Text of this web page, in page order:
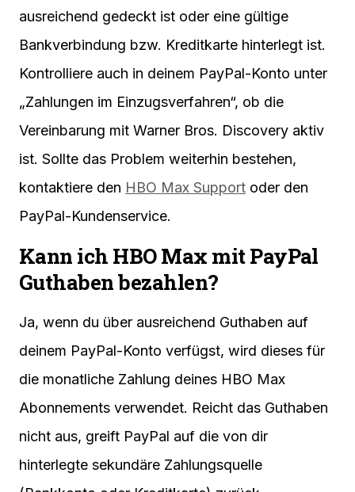
ausreichend gedeckt ist oder eine gültige
Bankverbindung bzw. Kreditkarte hinterlegt ist.
Kontrolliere auch in deinem PayPal-Konto unter
„Zahlungen im Einzugsverfahren“, ob die
Vereinbarung mit Warner Bros. Discovery aktiv
ist. Sollte das Problem weiterhin bestehen,
kontaktiere den HBO Max Support oder den
PayPal-Kundenservice.
Kann ich HBO Max mit PayPal
Guthaben bezahlen?
Ja, wenn du über ausreichend Guthaben auf
deinem PayPal-Konto verfügst, wird dieses für
die monatliche Zahlung deines HBO Max
Abonnements verwendet. Reicht das Guthaben
nicht aus, greift PayPal auf die von dir
hinterlegte sekundäre Zahlungsquelle